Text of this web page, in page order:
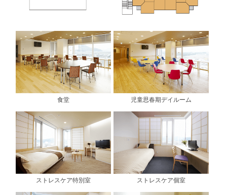
食堂 児童思春期デイルーム
ストレスケア特別室 ストレスケア個室